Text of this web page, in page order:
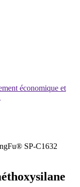
économique et
SP-C1632